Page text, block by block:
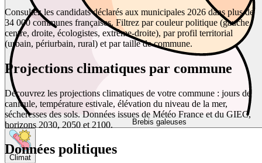
Brebis galeuses
Climat
Consultez les candidats déclarés aux municipales 2026 dans plus de
34 000 communes françaises. Filtrez par couleur politique (gauche,
centre, droite, écologistes, extrême-droite), par profil territorial
(urbain, périurbain, rural) et par taille de commune.
Projections climatiques par commune
Découvrez les projections climatiques de votre commune : jours de
canicule, température estivale, élévation du niveau de la mer,
sécheresses des sols. Données issues de Météo France et du GIEC,
horizons 2030, 2050 et 2100.
Données politiques